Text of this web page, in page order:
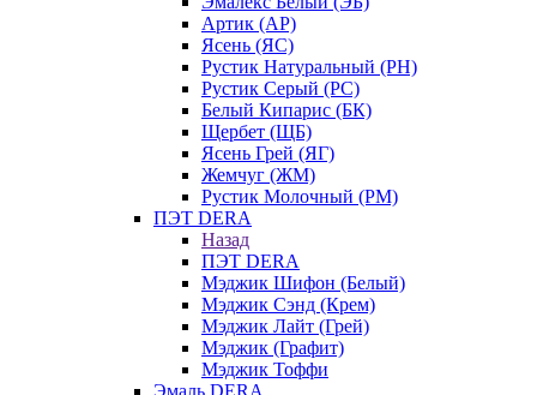
Артик (АР)
Ясень (ЯС)
Рустик Натуральный (РН)
Рустик Серый (РС)
Белый Кипарис (БК)
Щербет (ЩБ)
Ясень Грей (ЯГ)
Жемчуг (ЖМ)
Рустик Молочный (РМ)
ПЭТ DERA
Назад
ПЭТ DERA
Мэджик Шифон (Белый)
Мэджик Сэнд (Крем)
Мэджик Лайт (Грей)
Мэджик (Графит)
Мэджик Тоффи
Эмаль DERA